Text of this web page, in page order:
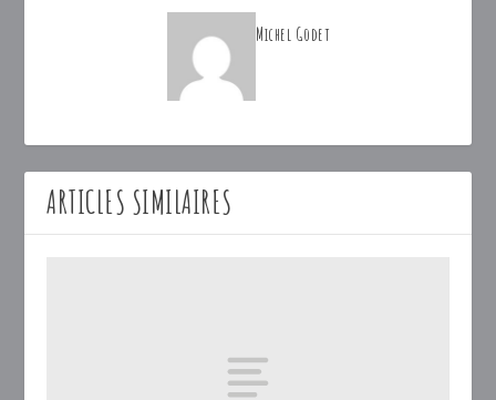
Michel Godet
ARTICLES SIMILAIRES